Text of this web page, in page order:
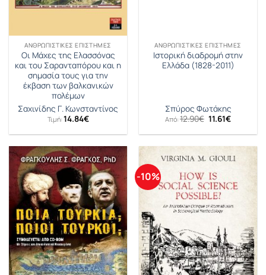
ΑΝΘΡΩΠΙΣΤΙΚΈΣ ΕΠΙΣΤΉΜΕΣ
Οι Μάχες της Ελασσόνας
και του Σαρανταπόρου και η
σημασία τους για την
έκβαση των βαλκανικών
πολέμων
Σαχινίδης Γ. Κωνσταντίνος
Τιμή: 14.84€
ΑΝΘΡΩΠΙΣΤΙΚΈΣ ΕΠΙΣΤΉΜΕΣ
Ιστορική διαδρομή στην
Ελλάδα (1828-2011)
Σπύρος Φωτάκης
Από: 12.90€ Original
price
was:
11.61€Η
τιμή
11.61€.
-10%